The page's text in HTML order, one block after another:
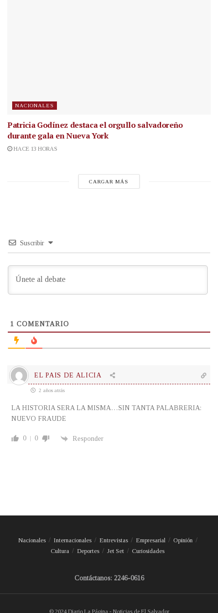
NACIONALES
Patricia Godínez destaca el orgullo salvadoreño
durante gala en Nueva York
HACE 13 HORAS
CARGAR MÁS
Suscribir
1 COMENTARIO
EL PAIS DE ALICIA
2 años atrás
LA HISTORIA SERA LA MISMA…SIN TANTA PALABRERIA:
NUEVO FRAUDE
0 0 Responder
Nacionales Internacionales Entrevistas Empresarial
Opinión
Cultura
Deportes Jet Set Curiosidades
Contáctanos: 2246-0616